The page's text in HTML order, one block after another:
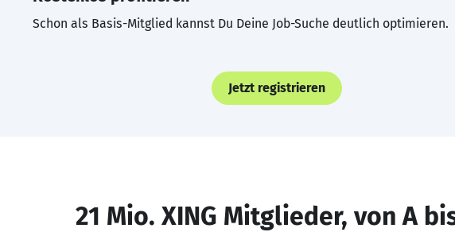
Schon als Basis-Mitglied kannst Du Deine Job-Suche deutlich optimieren.
Jetzt registrieren
21 Mio. XING Mitglieder, von A